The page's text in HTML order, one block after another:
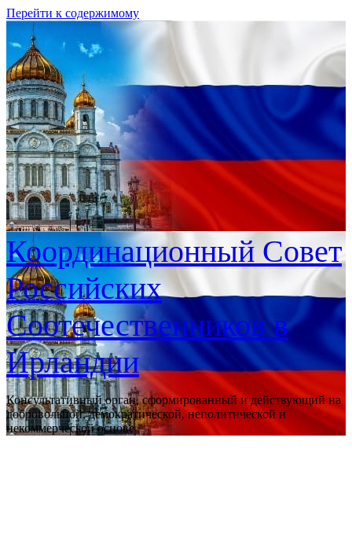
Перейти к содержимому
Координационный Совет
Российских
Соотечественников в
Ирландии
Консультативный орган, сформированный и действующий на
добровольной, демократической, неполитической и
некоммерческой основе